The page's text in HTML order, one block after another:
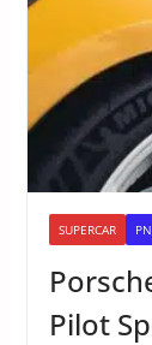
SUPERCAR
Pilot